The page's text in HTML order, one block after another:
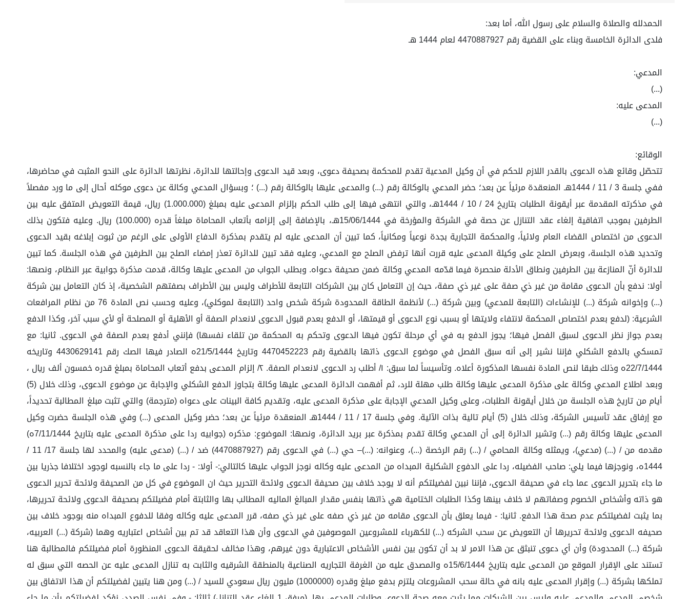
الحمدلله والصلاة والسلام على رسول الله، أما بعد:
فلدى الدائرة الخامسة وبناء على القضية رقم 4470887927 لعام 1444 هـ
المدعي:
(...)
المدعى عليه:
(...)
الوقائع:
تتحصّل وقائع هذه الدعوى بالقدر اللازم للحكم في أن وكيل المدعية تقدم للمحكمة بصحيفة دعوى، وبعد قيد الدعوى وإحالتها للدائرة، نظرتها الدائرة على النحو المثبت في محاضرها،
ففي جلسة 3 / 11 / 1444هـ المنعقدة مرئياً عن بعد؛ حضر المدعي بالوكالة رقم (...) والمدعى عليها بالوكالة رقم (...) ؛ وبسؤال المدعي وكالة عن دعوى موكله أحال إلى ما ورد مفصلاً
في مذكرته المقدمة عبر أيقونة الطلبات بتاريخ 24 / 10 / 1444هـ، والتي انتهى فيها إلى طلب الحكم بإلزام المدعى عليه بمبلغ (1.000.000) ريال، قيمة التعويض المتفق عليه بين
الطرفين بموجب اتفاقية إلغاء عقد التنازل عن حصة في الشركة والمؤرخة في 15/06/1444هـ، بالإضافة إلى إلزامه بأتعاب المحاماة مبلغاً قدره (100.000) ريال. وعليه فتكون بذلك
الدعوى من اختصاص القضاء العام ولائياً، والمحكمة التجارية بجدة نوعياً ومكانياً، كما تبين أن المدعى عليه لم يتقدم بمذكرة الدفاع الأولى على الرغم من ثبوت إبلاغه بقيد الدعوى
وتحديد هذه الجلسة، وبعرض الصلح على وكيلة المدعى عليه قررت أنها ترفض الصلح مع المدعي، وعليه فقد تبين للدائرة تعذر إمضاء الصلح بين الطرفين في هذه الجلسة. كما تبين
للدائرة أنّ المنازعة بين الطرفين ونطاق الأدلة منحصرة فيما قدّمه المدعي وكالة ضمن صحيفة دعواه. وبطلب الجواب من المدعى عليها وكالة، قدمت مذكرة جوابية عبر النظام، ونصها:
أولا: ندفع بأن الدعوى مقامة من غير ذي صفة على غير ذي صفة، حيث إن التعامل كان بين الشركات التابعة للأطراف وليس بين الأطراف بصفتهم الشخصية، إذ كان التعامل بين شركة
(...) وإخوانه شركة (...) للإنشاءات (التابعة للمدعي) وبين شركة (...) لأنظمة الطاقة المحدودة شركة شخص واحد (التابعة لموكلي)، وعليه وحسب نص المادة 76 من نظام المرافعات
الشرعية: (لدفع بعدم اختصاص المحكمة لانتفاء ولايتها أو بسبب نوع الدعوى أو قيمتها، أو الدفع بعدم قبول الدعوى لانعدام الصفة أو الأهلية أو المصلحة أو لأي سبب آخر، وكذا الدفع
بعدم جواز نظر الدعوى لسبق الفصل فيها؛ يجوز الدفع به في أي مرحلة تكون فيها الدعوى وتحكم به المحكمة من تلقاء نفسها) فإنني أدفع بعدم الصفة في الدعوى. ثانيا: مع
تمسكي بالدفع الشكلي فإننا نشير إلى أنه سبق الفصل في موضوع الدعوى ذاتها بالقضية رقم 4470452223 وتاريخ 21/5/1444ه الصادر فيها الصك رقم 4430629141 وتاريخه
22/7/1444ه وذلك طبقا لنص المادة نفسها المذكورة أعلاه. وتأسيساً لما سبق: ١/ أطلب رد الدعوى لانعدام الصفة. ٢/ إلزام المدعى بدفع أتعاب المحاماة بمبلغ قدره خمسون ألف ريال ،
وبعد اطلاع المدعي وكالة على مذكرة المدعى عليها وكالة طلب مهلة للرد، ثم أفهمت الدائرة المدعى عليها وكالة بتجاوز الدفع الشكلي والإجابة عن موضوع الدعوى، وذلك خلال (5)
أيام من تاريخ هذه الجلسة من خلال أيقونة الطلبات، وعلى وكيل المدعي الإجابة على مذكرة المدعى عليه، وتقديم كافة البينات على دعواه (مترجمة) والتي تثبت مبلغ المطالبة تحديداً،
مع إرفاق عقد تأسيس الشركة، وذلك خلال (5) أيام تالية بذات الآلية. وفي جلسة 17 / 11 / 1444هـ المنعقدة مرئياً عن بعد؛ حضر وكيل المدعى (...) وفي هذه الجلسة حضرت وكيل
المدعى عليها وكالة رقم (...) وتشير الدائرة إلى أن المدعي وكالة تقدم بمذكرة عبر بريد الدائرة، ونصها: الموضوع: مذكره (جوابيه ردا على مذكرة المدعى عليه بتاريخ 7/11/1444ه)
مقدمه من / (...) (مدعي)، ويمثله وكالة المحامي / (...) رقم الرخصة (...)، وعنوانه: (...)– حي (...) في الدعوى رقم (4470887927) ضد / (...) (مدعى عليه) والمحدد لها جلسة 17/ 11 /
1444ه، ونوجزها فيما يلي: صاحب الفضيله، ردا على الدفوع الشكلية المبداه من المدعى عليه وكاله نوجز الجواب عليها كالتالي:- أولا: - ردا على ما جاء بالنسبه لوجود اختلافا جذريا بين
ما جاء بتحرير الدعوى عما جاء في صحيفة الدعوى، فإننا نبين لفضيلتكم أنه لا يوجد خلاف بين صحيفة الدعوى ولائحة التحرير حيث ان الموضوع في كل من الصحيفة ولائحة تحرير الدعوى
هو ذاته وأشخاص الخصوم وصفاتهم لا خلاف بينها وكذا الطلبات الختامية هي ذاتها بنفس مقدار المبالغ الماليه المطالب بها والثابتة أمام فضيلتكم بصحيفة الدعوى ولائحة تحريرها،
بما يثبت لفضيلتكم عدم صحة هذا الدفع. ثانيا: - فيما يعلق بأن الدعوى مقامه من غير ذي صفه على غير ذي صفه، قرر المدعى عليه وكاله وفقا للدفوع المبداه منه بوجود خلاف بين
صحيفه الدعوى ولائحة تحريرها أن التعويض عن سحب الشركه (...) للكهرباء للمشروعين الموصوفين في الدعوى وأن هذا التعاقد قد تم بين أشخاص اعتباريه وهما (شركة (...) العربيه،
شركة (...) المحدودة) وأن أي دعوى تنبثق عن هذا الامر لا بد أن تكون بين نفس الأشخاص الاعتبارية دون غيرهم، وهذا مخالف لحقيقة الدعوى المنظورة أمام فضيلتكم فالمطالبة هنا
تستند على الإقرار الموقع من المدعى عليه بتاريخ 15/6/1444ه والمصدق عليه من الغرفة التجاريه الصناعية بالمنطقة الشرقيه والثابت به تنازل المدعى عليه عن الحصه التي سبق له
تملكها بشركة (...) وإقرار المدعى عليه بانه في حالة سحب المشروعات يلتزم بدفع مبلغ وقدره (1000000) مليون ريال سعودي للسيد / (...) ومن هنا يتبين لفضيلتكم أن هذا الاتفاق بين